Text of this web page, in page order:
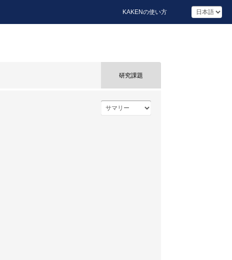
KAKENの使い方
研究課題